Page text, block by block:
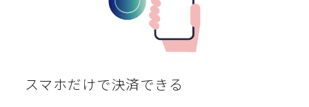
スマホだけで決済できる